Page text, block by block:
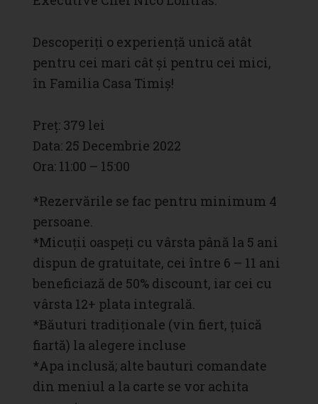
Descoperiți o experiență unică atât
pentru cei mari cât și pentru cei mici,
în Familia Casa Timiș!
Preț: 379 lei
Data: 25 Decembrie 2022
Ora: 11:00 – 15:00
*Rezervările se fac pentru minimum 4
persoane.
*Micuții oaspeți cu vârsta până la 5 ani
dispun de gratuitate, cei între 6 – 11 ani
beneficiază de 50% discount, iar cei cu
vârsta 12+ plata integrală.
*Băuturi tradiționale (vin fiert, țuică
fiartă) la alegere incluse
*Apa inclusă; alte bauturi comandate
din meniul a la carte se vor achita